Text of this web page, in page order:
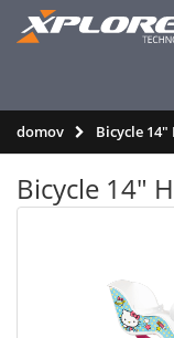
domov Bicycle
Bicycle 14"